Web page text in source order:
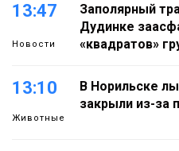
13:47
Новости
Заполярный
Дудинке
«квадратов»
13:10
Животные
В Норильске
закрыли из-за